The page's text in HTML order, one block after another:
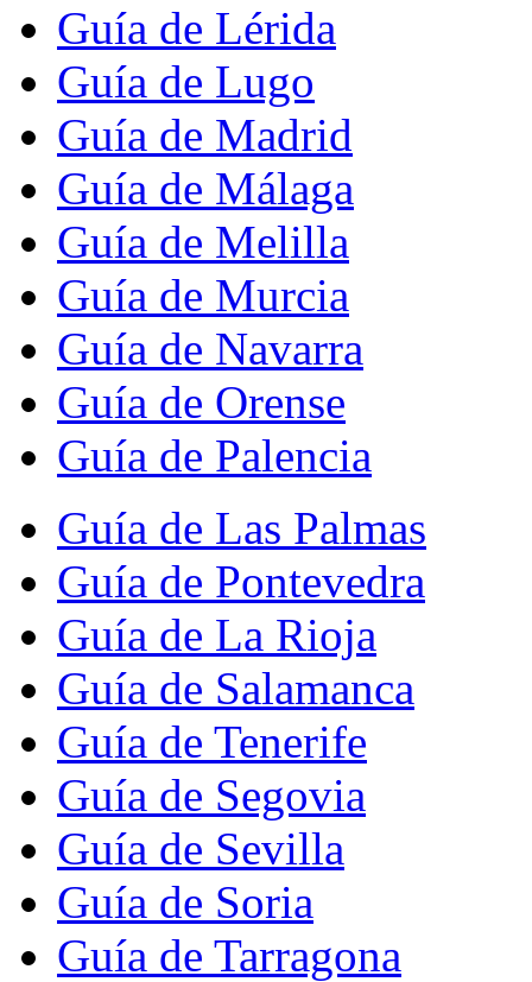
Guía de Lérida
Guía de Lugo
Guía de Madrid
Guía de Málaga
Guía de Melilla
Guía de Murcia
Guía de Navarra
Guía de Orense
Guía de Palencia
Guía de Las Palmas
Guía de Pontevedra
Guía de La Rioja
Guía de Salamanca
Guía de Tenerife
Guía de Segovia
Guía de Sevilla
Guía de Soria
Guía de Tarragona